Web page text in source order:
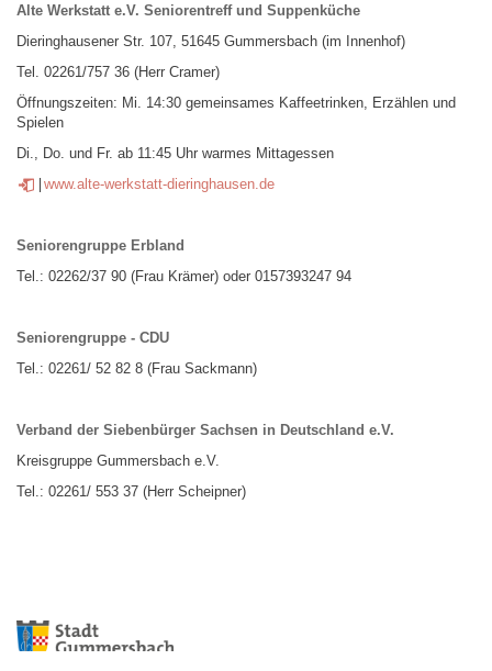
Alte Werkstatt e.V. Seniorentreff und Suppenküche
Dieringhausener Str. 107, 51645 Gummersbach (im Innenhof)
Tel. 02261/757 36 (Herr Cramer)
Öffnungszeiten: Mi. 14:30 gemeinsames Kaffeetrinken, Erzählen und
Spielen
Di., Do. und Fr. ab 11:45 Uhr warmes Mittagessen
www.alte-werkstatt-dieringhausen.de
Seniorengruppe Erbland
Tel.: 02262/37 90 (Frau Krämer) oder 0157393247 94
Seniorengruppe - CDU
Tel.: 02261/ 52 82 8 (Frau Sackmann)
Verband der Siebenbürger Sachsen in Deutschland e.V.
Kreisgruppe Gummersbach e.V.
Tel.: 02261/ 553 37 (Herr Scheipner)